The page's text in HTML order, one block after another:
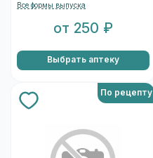
Все формы выпуска
от 250 ₽
Выбрать аптеку
По рецепту